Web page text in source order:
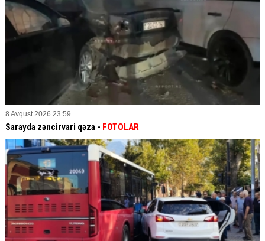
8 Avqust 2026 23:59
Sarayda zəncirvari qəza - FOTOLAR